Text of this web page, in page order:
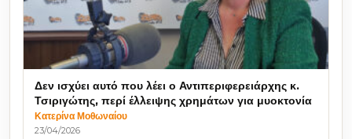
Δεν ισχύει αυτό που λέει ο Αντιπεριφερειάρχης κ.
Τσιριγώτης, περί έλλειψης χρημάτων για μυοκτονία
Κατερίνα Μοθωναίου
23/04/2026